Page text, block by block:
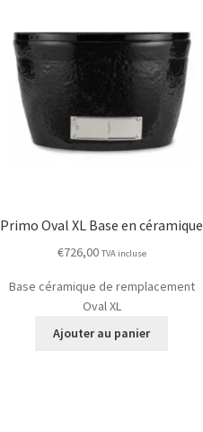
Primo Oval XL Base en céramique
€726,00 TVA incluse
Base céramique de remplacement
Oval XL
Ajouter au panier